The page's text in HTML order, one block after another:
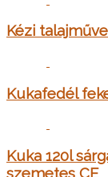
Kézi
Kukafedél
Kuka 120l
szemetes CE